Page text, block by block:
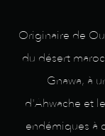
Originaire de
du désert
Gnawa, à
d'Ahwache et
endémiques à